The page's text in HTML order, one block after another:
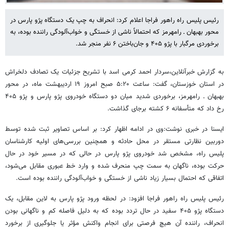
رئیس پلیس راه راهور فراجا اعلام کرد: انحراف به چپ یک دستگاه پژو پارس در
محور بهبهان ـ رامهرمز که احتمالاً ناشی از خستگی و خواب‌آلودگی راننده بوده، به
برخوردی مرگبار با پژو ۴۰۵ و جان‌باختن ۶ نفر منجر شد.
به گزارش خبرآنلاین،سردار احمد کرمی اسد با تشریح جزئیات یک تصادف دلخراش
در استان خوزستان، گفت: ساعت ۵:۲۰ صبح امروز ۱۹ اردیبهشت‌ ماه، در محور
بهبهان ـ رامهرمز، برخوردی شدید میان دو دستگاه خودروی پژو پارس و پژو ۴۰۵
رخ داد که متأسفانه ۶ کشته برجای گذاشت.
ایسنا در خبری نوشت:وی در ادامه اظهار کرد: بر اساس تصاویر ثبت‌ شده توسط
دوربین نظارتی مستقر در محل حادثه و همچنین بررسی‌های اولیه کارشناسان
پلیس راه، مشخص شد خودروی پژو پارس در حالی که در مسیر خود در حال
حرکت بوده، ناگهان به سمت چپ منحرف شده و وارد خط عبوری مقابل می‌شود،
اتفاقی که احتمال بسیار زیاد ناشی از خستگی و خواب‌آلودگی راننده بوده است.
رئیس پلیس راه راهور فراجا افزود: در لحظه ورود پژو پارس به لاین مقابل، یک
دستگاه پژو ۴۰۵ سفید در حال تردد بوده که به دلیل فاصله کم و ناگهانی بودن
انحراف، راننده آن هیچ فرصتی برای انجام واکنش مؤثر یا جلوگیری از برخورد